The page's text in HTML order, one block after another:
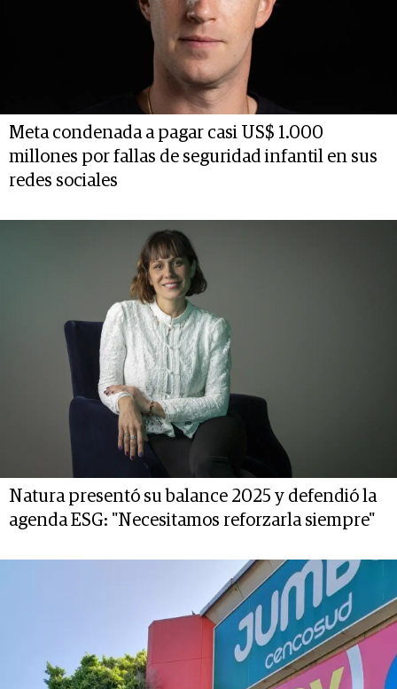
Meta condenada a pagar casi US$ 1.000
millones por fallas de seguridad infantil en sus
redes sociales
Natura presentó su balance 2025 y defendió la
agenda ESG: "Necesitamos reforzarla siempre"